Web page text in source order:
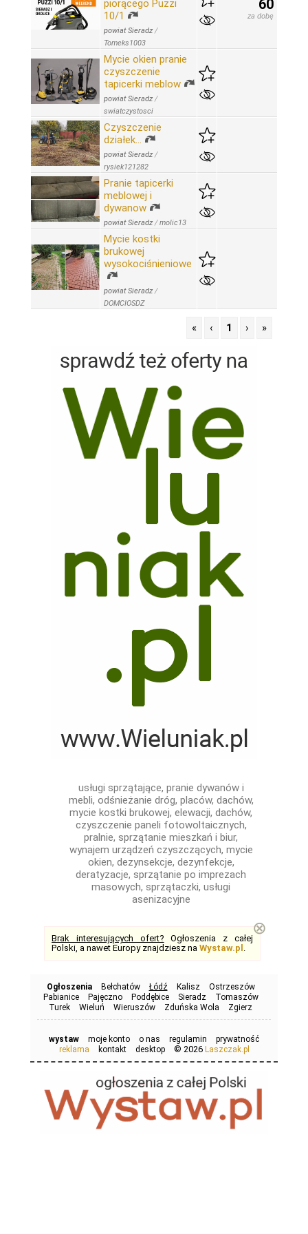
piorącego Puzzi
10/1
powiat Sieradz /
Tomeks1003
60
za dobę
Mycie okien pranie
czyszczenie
tapicerki meblow
powiat Sieradz /
swiatczystosci
Czyszczenie
działek…
powiat Sieradz /
rysiek121282
Pranie tapicerki
meblowej i
dywanow
powiat Sieradz /molic13
Mycie kostki
brukowej
wysokociśnieniowe
powiat Sieradz /
DOMCIOSDZ
« ‹ 1 › »
usługi sprzątające, pranie dywanów i
mebli, odśnieżanie dróg, placów, dachów,
mycie kostki brukowej, elewacji, dachów,
czyszczenie paneli fotowoltaicznych,
pralnie, sprzątanie mieszkań i biur,
wynajem urządzeń czyszczących, mycie
okien, dezynsekcje, dezynfekcje,
deratyzacje, sprzątanie po imprezach
masowych, sprzątaczki, usługi
asenizacyjne
Brak interesujących ofert? Ogłoszenia z całej
Polski, a nawet Europy znajdziesz na Wystaw.pl .
⊗
Ogłoszenia Bełchatów Łódź Kalisz
Ostrzeszów
Pabianice
Pajęczno Poddębice Sieradz
Tomaszów
Turek
Wieluń Wieruszów Zduńska Wola Zgierz
wystaw moje konto o nas regulamin
prywatność
reklama
kontakt desktop © 2026 Laszczak.pl